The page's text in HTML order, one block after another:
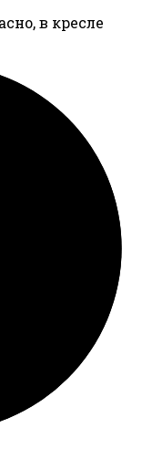
в кресле